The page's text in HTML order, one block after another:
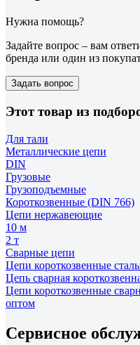
Нужна помощь?
Задайте вопрос – вам
бренда или один из
Задать вопрос
Этот товар из
Для тали
Металлические цепи
DIN
Грузовые
Грузоподъемные
Короткозвенные (DIN 766)
Цепи нержавеющие
10 м
2 т
Сварные цепи
Цепи короткозвенные
Цепь сварная
Цепи короткозвенные
оптом
Сервисное